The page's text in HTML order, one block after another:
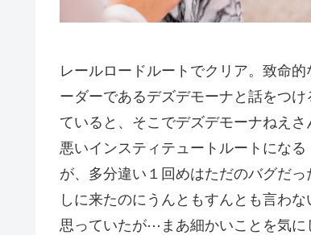
レールロードルートでクリア。致命
ーダーであるデズデモーナと話をつ
ていると、そこでデズデモーナねえ
悪いインスティテュートルートにな
が、多分違い１回めはただのバグだ
しに来たのにうんともすんとも言わ
思っていたが⋯まあ細かいことを気に